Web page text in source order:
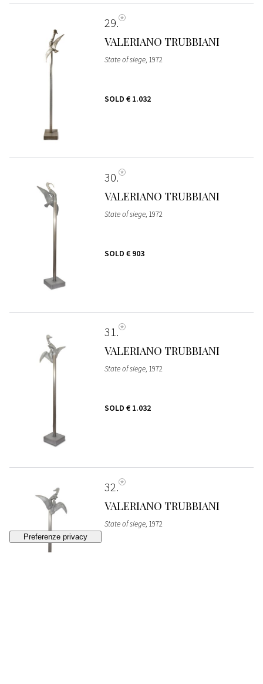
29
VALERIANO TRUBBIANI
State of siege, 1972
SOLD € 1.032
30
VALERIANO TRUBBIANI
State of siege, 1972
SOLD € 903
31
VALERIANO TRUBBIANI
State of siege, 1972
SOLD € 1.032
32
VALERIANO TRUBBIANI
State of siege, 1972